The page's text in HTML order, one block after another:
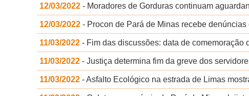
12/03/2022 - Moradores de Gorduras continuam
12/03/2022 - Procon de Pará de Minas recebe
11/03/2022 - Fim das discussões: data de
11/03/2022 - Justiça determina fim da greve dos
11/03/2022 - Asfalto Ecológico na estrada de Limas